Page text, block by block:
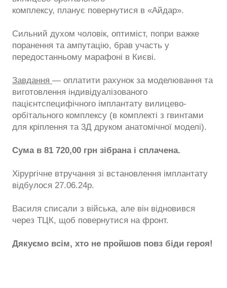
комплексу, планує повернутися в «Айдар».
Сильний духом чоловік, оптиміст, попри важке
поранення та ампутацію, брав участь у
передостанньому марафоні в Києві.
Завдання — оплатити рахунок за моделювання та
виготовлення індивідуалізованого
пацієнтспецифічного імплантату вилицево-
орбітального комплексу (в комплекті з гвинтами
для кріплення та 3Д друком анатомічної моделі).
Сума в 81 720,00 грн зібрана і сплачена.
Хірургічне втручання зі встановлення імплантату
відбулося 27.06.24р.
Василя списали з війська, але він відновився
через ТЦК, щоб повернутися на фронт.
Дякуємо всім, хто не пройшов повз біди героя!